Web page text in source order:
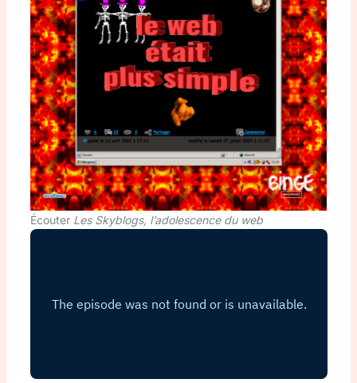
Écouter Les Skyblogs, l’adolescence du web